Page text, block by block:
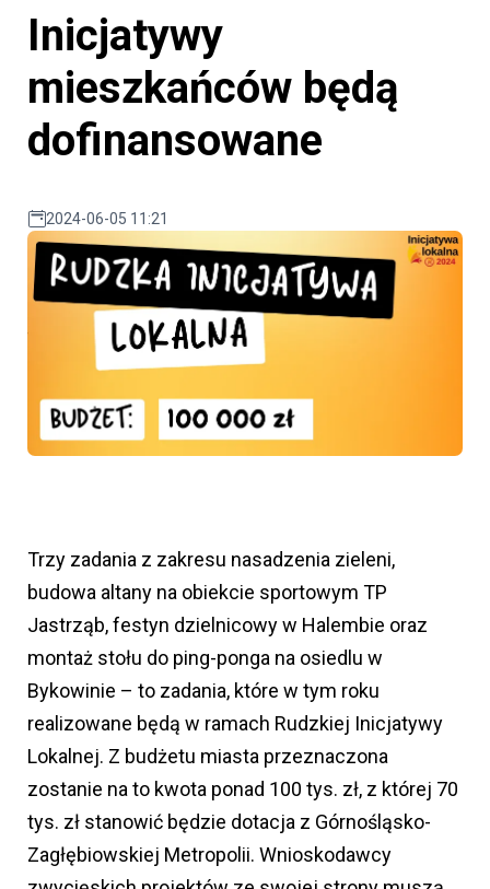
Inicjatywy
mieszkańców będą
dofinansowane
2024-06-05 11:21
Trzy zadania z zakresu nasadzenia zieleni,
budowa altany na obiekcie sportowym TP
Jastrząb, festyn dzielnicowy w Halembie oraz
montaż stołu do ping-ponga na osiedlu w
Bykowinie – to zadania, które w tym roku
realizowane będą w ramach Rudzkiej Inicjatywy
Lokalnej. Z budżetu miasta przeznaczona
zostanie na to kwota ponad 100 tys. zł, z której 70
tys. zł stanowić będzie dotacja z Górnośląsko-
Zagłębiowskiej Metropolii. Wnioskodawcy